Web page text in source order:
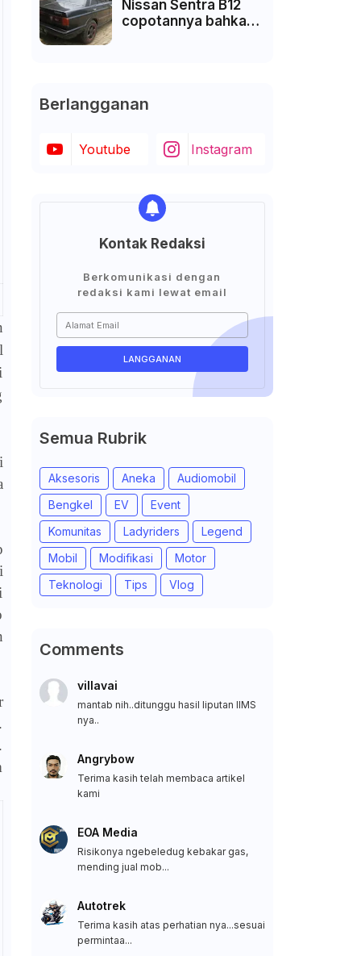
Nissan Sentra B12
copotannya bahkan
Berlangganan
Youtube Instagram
Kontak Redaksi
Berkomunikasi dengan
redaksi kami lewat email
Semua Rubrik
Aksesoris Aneka
Audiomobil
Bengkel
EV
Event
Komunitas
Ladyriders
Legend
Mobil
Modifikasi
Motor
Teknologi
Tips Vlog
Comments
villavai
mantab nih..ditunggu hasil liputan IIMS
nya..
Angrybow
Terima kasih telah membaca artikel
kami
EOA Media
Risikonya ngebeledug kebakar gas,
mending jual mob...
Autotrek
Terima kasih atas perhatian nya...sesuai
permintaa...